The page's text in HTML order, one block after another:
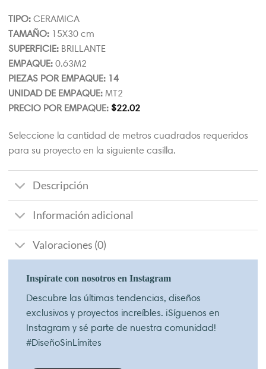
TIPO: CERAMICA
TAMAÑO: 15X30 cm
SUPERFICIE: BRILLANTE
EMPAQUE: 0.63M2
PIEZAS POR EMPAQUE: 14
UNIDAD DE EMPAQUE: MT2
PRECIO POR EMPAQUE: $22.02
Seleccione la cantidad de metros cuadrados requeridos
para su proyecto en la siguiente casilla.
Descripción
Información adicional
Valoraciones (0)
Inspírate con nosotros en Instagram
Descubre las últimas tendencias, diseños
exclusivos y proyectos increíbles. ¡Síguenos en
Instagram y sé parte de nuestra comunidad!
#DiseñoSinLímites